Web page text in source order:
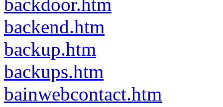
backend.htm
backup.htm
backups.htm
bainwebcontact.htm